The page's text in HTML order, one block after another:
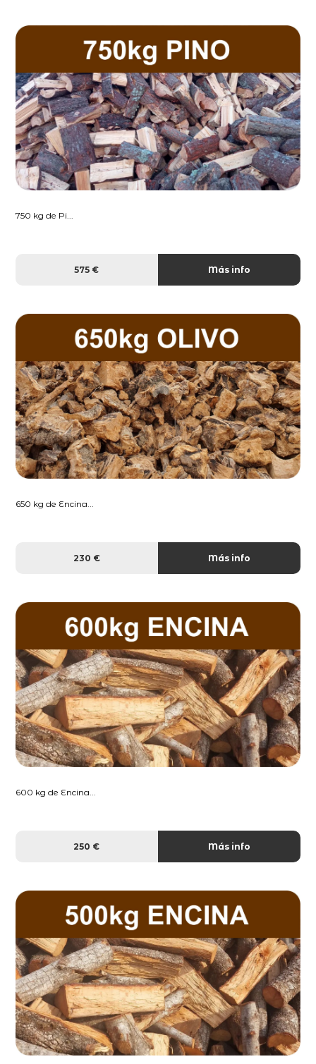
750 kg de Pi...
575 € Más info
650 kg de Encina...
230 € Más info
600 kg de Encina...
250 € Más info